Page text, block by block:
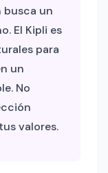
busca un
El Kipli es
para
un
No
valores.